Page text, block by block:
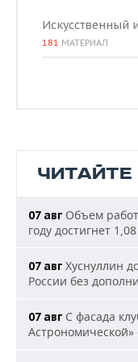
Искусственный
181 МАТЕРИАЛ
07 авг Объем
году достигнет
07 авг Хуснуллин
России без
07 авг С фасада
Астрономической»